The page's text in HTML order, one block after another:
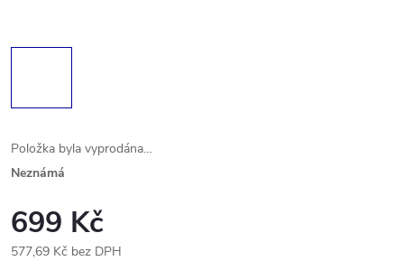
Položka byla vyprodána…
Neznámá
699 Kč
577,69 Kč bez DPH